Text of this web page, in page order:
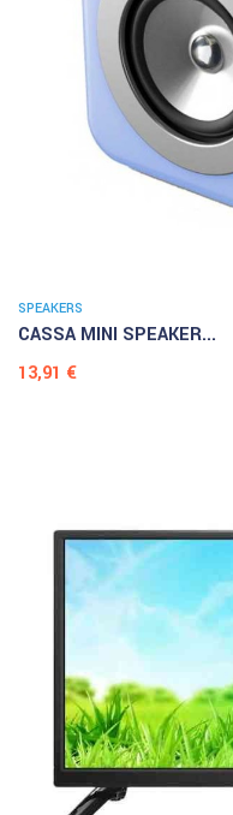
SPEAKERS
CASSA MINI SPEAKER...
Prezzo
13,91 €